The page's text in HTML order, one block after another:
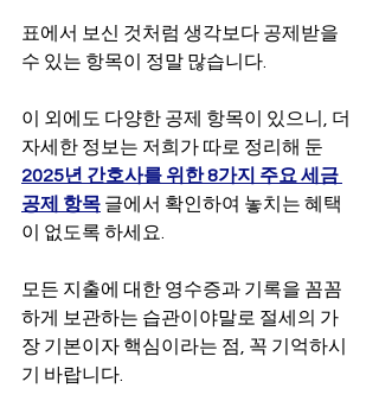
표에서 보신 것처럼 생각보다 공제받을
수 있는 항목이 정말 많습니다.
이 외에도 다양한 공제 항목이 있으니, 더
자세한 정보는 저희가 따로 정리해 둔
2025년 간호사를 위한 8가지 주요 세금
공제 항목 글에서 확인하여 놓치는 혜택
이 없도록 하세요.
모든 지출에 대한 영수증과 기록을 꼼꼼
하게 보관하는 습관이야말로 절세의 가
장 기본이자 핵심이라는 점, 꼭 기억하시
기 바랍니다.